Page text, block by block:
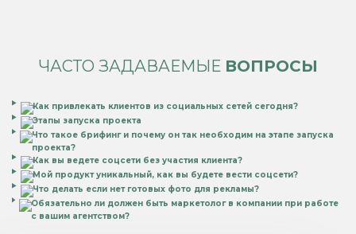
ЧАСТО ЗАДАВАЕМЫЕ ВОПРОСЫ
Как привлекать клиентов из социальных сетей сегодня?
Этапы запуска проекта
Что такое брифинг и почему он так необходим на этапе запуска
проекта?
Как вы ведете соцсети без участия клиента?
Мой продукт уникальный, как вы будете вести соцсети?
Что делать если нет готовых фото для рекламы?
Обязательно ли должен быть маркетолог в компании при работе
с вашим агентством?